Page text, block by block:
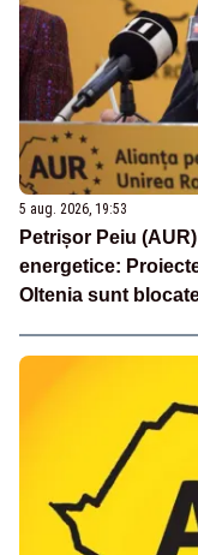
5 aug. 2026, 19:53
Petrișor Peiu
energetice:
Oltenia sunt